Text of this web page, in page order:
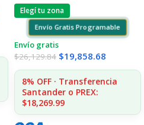
Elegí tu zona
Envío Gratis Programable
Envío gratis
$26,129.84 $19,858.68
8% OFF · Transferencia
Santander o PREX:
$18,269.99